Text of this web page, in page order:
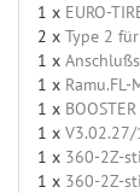
1 x EURO-
2 x Type 2
1 x
1 x
1 x
1 x
1 x 360-2Z-
1 x 360-2Z-